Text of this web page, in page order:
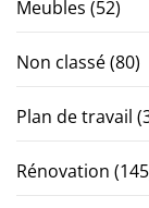
Meubles (52)
Non classé(80)
Plan de travail
Rénovation